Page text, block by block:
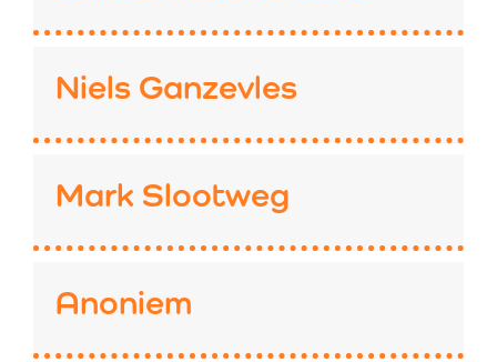
Niels Ganzevles
Mark Slootweg
Anoniem